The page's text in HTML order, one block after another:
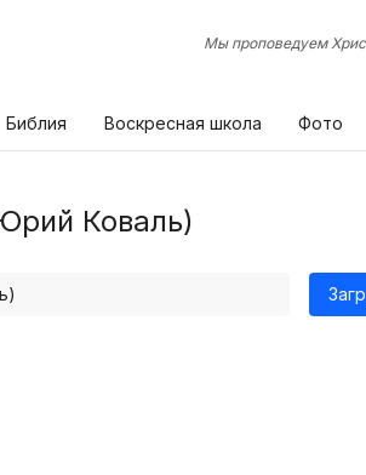
Мы проповедуем
Библия Воскресная школа Фото
Коваль)